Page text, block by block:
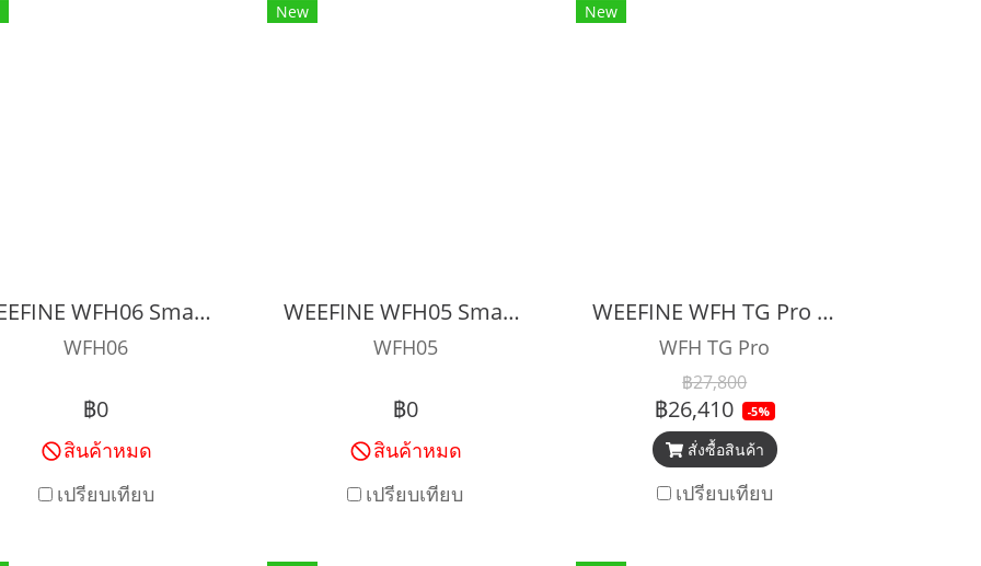
WEEFINE WFH06 Smart Housing ( Without Depth Sensor )
WFH06
฿0
สินค้าหมด
เปรียบเทียบ
New
WEEFINE WFH05 Smart Housing With Depth Sensor
WFH05
฿0
สินค้าหมด
เปรียบเทียบ
New
WEEFINE WFH TG Pro Underwater Camera Housing
WFH TG Pro
฿27,800
฿26,410 -5%
สั่งซื้อสินค้า
เปรียบเทียบ